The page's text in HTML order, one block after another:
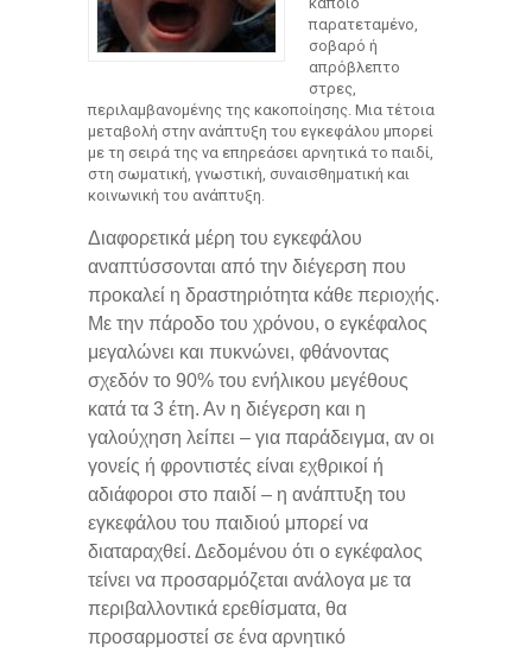
παρατεταμένο,
σοβαρό ή
απρόβλεπτο
στρες,
περιλαμβανομένης της κακοποίησης. Μια τέτοια
μεταβολή στην ανάπτυξη του εγκεφάλου μπορεί
με τη σειρά της να επηρεάσει αρνητικά το παιδί,
στη σωματική, γνωστική, συναισθηματική και
κοινωνική του ανάπτυξη.
Διαφορετικά μέρη του εγκεφάλου
αναπτύσσονται από την διέγερση που
προκαλεί η δραστηριότητα κάθε περιοχής.
Με την πάροδο του χρόνου, ο εγκέφαλος
μεγαλώνει και πυκνώνει, φθάνοντας
σχεδόν το 90% του ενήλικου μεγέθους
κατά τα 3 έτη. Αν η διέγερση και η
γαλούχηση λείπει – για παράδειγμα, αν οι
γονείς ή φροντιστές είναι εχθρικοί ή
αδιάφοροι στο παιδί – η ανάπτυξη του
εγκεφάλου του παιδιού μπορεί να
διαταραχθεί. Δεδομένου ότι ο εγκέφαλος
τείνει να προσαρμόζεται ανάλογα με τα
περιβαλλοντικά ερεθίσματα, θα
προσαρμοστεί σε ένα αρνητικό